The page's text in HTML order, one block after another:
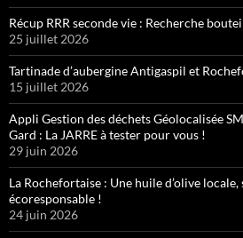
Récup RRR seconde vie : Recherche
25 juillet 2026
Tartinade d’aubergine Antigaspil et
15 juillet 2026
Appli Gestion des déchets Géolocalisée
Gard : La JARRE à tester pour vous !
29 juin 2026
La Rochefortaise : Une huile d’olive
écoresponsable !
24 juin 2026